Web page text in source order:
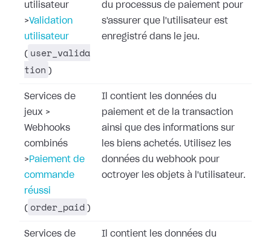
utilisateur
>Validation
utilisateur
( user_valida
tion )
du processus de paiement pour
s'assurer que l'utilisateur est
enregistré dans le jeu.
Services de
jeux >
Webhooks
combinés
> Paiement de
commande
réussi
( order_paid )
Il contient les données du
paiement et de la transaction
ainsi que des informations sur
les biens achetés. Utilisez les
données du webhook pour
octroyer les objets à l'utilisateur.
Services de
Il contient les données du